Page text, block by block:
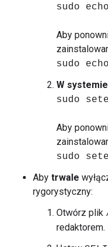
sudo
Aby
sudo
W
sudo
Aby
sudo
Aby trwale
rygorystyczny:
Otwórz plik
redaktorem.